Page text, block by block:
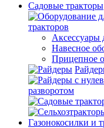
Садовые тракторы
тракторов
Аксессуары
Навесное
Прицепное
разворотом
Газонокосилки и